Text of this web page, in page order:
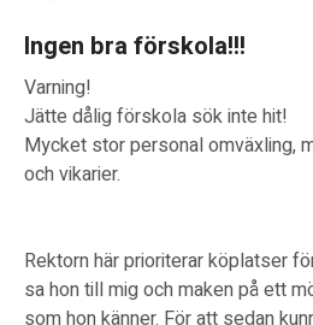
Ingen bra förskola!!!
Varning!
Jätte dålig förskola sök inte hit!
Mycket stor personal omväxling,
och vikarier.
Rektorn här prioriterar köplatser
sa hon till mig och maken på ett
som hon känner. För att sedan